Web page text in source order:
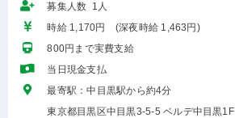
募集人数 1人
時給 1,170円 (深夜時給 1,463円)
800円まで実費支給
当日現金支払
最寄駅：中目黒駅から約4分
東京都目黒区中目黒3-5-5 ベルデ中目黒1F